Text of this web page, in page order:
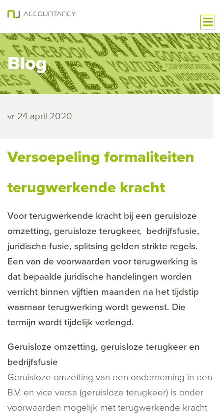
Blog
vr 24 april 2020
Versoepeling formaliteiten
terugwerkende kracht
Voor terugwerkende kracht bij een geruisloze
omzetting, geruisloze terugkeer, bedrijfsfusie,
juridische fusie, splitsing gelden strikte regels.
Een van de voorwaarden voor terugwerking is
dat bepaalde juridische handelingen worden
verricht binnen vijftien maanden na het tijdstip
waarnaar terugwerking wordt gewenst. Die
termijn wordt tijdelijk verlengd.
Geruisloze omzetting, geruisloze terugkeer en
bedrijfsfusie
Geruisloze omzetting van een onderneming in een
B.V. en vice versa (geruisloze terugkeer) is onder
voorwaarden mogelijk met terugwerkende kracht